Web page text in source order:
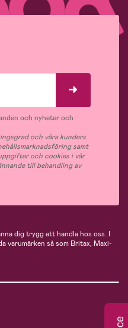
och nyheter och
och våra kunders
samt
och cookies i vår
till behandling av
dig trygg att handla hos oss. I
varumärken så som Britax, Maxi-